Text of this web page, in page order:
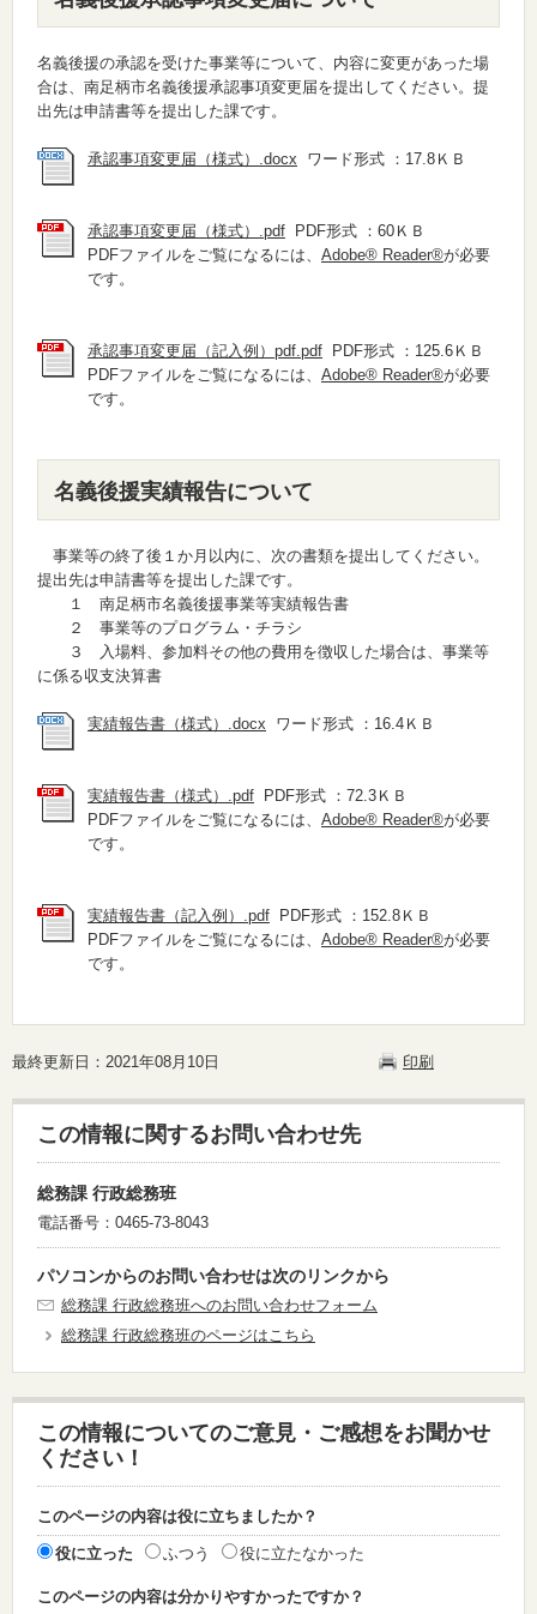
名義後援の承認を受けた事業等について、内容に変更があった場
合は、南足柄市名義後援承認事項変更届を提出してください。提
出先は申請書等を提出した課です。
承認事項変更届（様式）.docx ワード形式 ：17.8ＫＢ
承認事項変更届（様式）.pdf PDF形式 ：60ＫＢ
PDFファイルをご覧になるには、 Adobe® Reader®が必要
です。
承認事項変更届（記入例）pdf.pdf PDF形式 ：125.6ＫＢ
PDFファイルをご覧になるには、 Adobe® Reader®が必要
です。
名義後援実績報告について
事業等の終了後１か月以内に、次の書類を提出してください。
提出先は申請書等を提出した課です。
１ 南足柄市名義後援事業等実績報告書
２ 事業等のプログラム・チラシ
３ 入場料、参加料その他の費用を徴収した場合は、事業等
に係る収支決算書
実績報告書（様式）.docx ワード形式 ：16.4ＫＢ
実績報告書（様式）.pdf PDF形式 ：72.3ＫＢ
PDFファイルをご覧になるには、 Adobe® Reader®が必要
です。
実績報告書（記入例）.pdf PDF形式 ：152.8ＫＢ
PDFファイルをご覧になるには、 Adobe® Reader®が必要
です。
最終更新日：2021年08月10日 印刷
この情報に関するお問い合わせ先
総務課 行政総務班
電話番号：0465-73-8043
パソコンからのお問い合わせは次のリンクから
総務課 行政総務班へのお問い合わせフォーム
総務課 行政総務班のページはこちら
この情報についてのご意見・ご感想をお聞かせ
ください！
このページの内容は役に立ちましたか？
役に立った ふつう 役に立たなかった
このページの内容は分かりやすかったですか？